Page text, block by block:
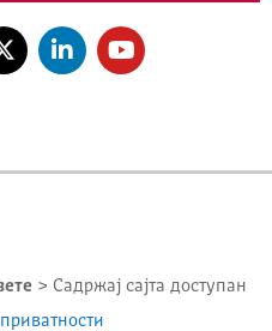
> Садржај сајта доступан